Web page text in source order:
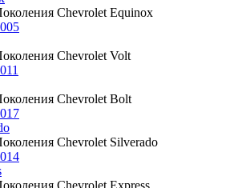
Chevrolet Equinox
Chevrolet Volt
Chevrolet Bolt
Chevrolet Silverado
Chevrolet Express